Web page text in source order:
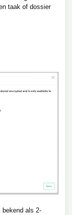
taak of dossier
bekend als 2-